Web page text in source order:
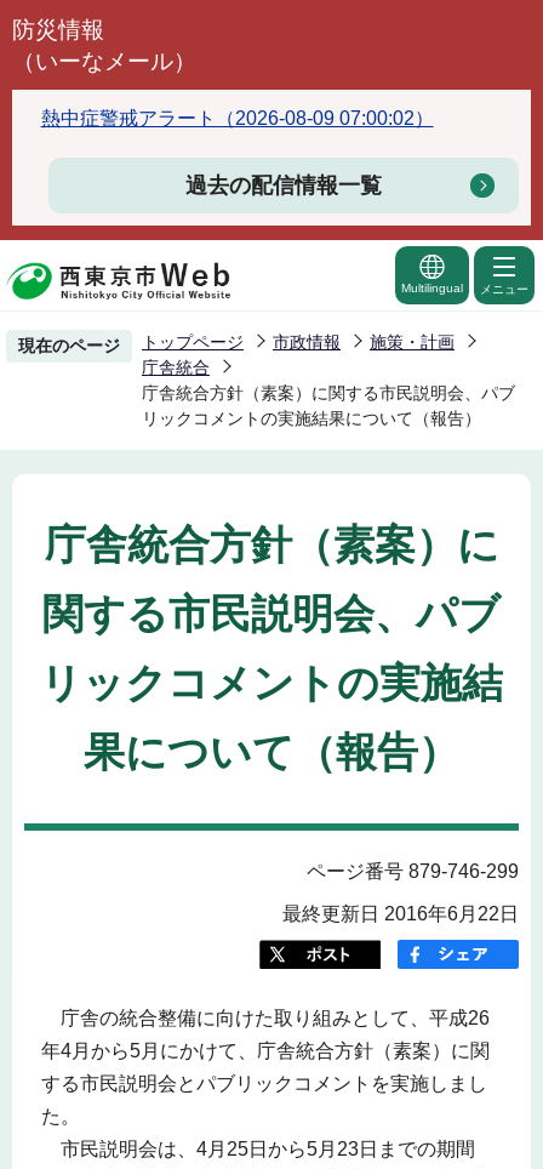
こ
頭
で
防災情報
（いーなメール）
熱中症警戒アラート（2026-08-09 07:00:02）
過去の配信情報一覧
Multilingual メニュー
現在のページ トップページ 市政情報
施策・計画
庁舎統合
庁舎統合方針（素案）に関する市民説明会、パブ
リックコメントの実施結果について（報告）
庁舎統合方針（素案）に
関する市民説明会、パブ
リックコメントの実施結
果について（報告）
ページ番号 879-746-299
最終更新日 2016年6月22日
庁舎の統合整備に向けた取り組みとして、平成26
年4月から5月にかけて、庁舎統合方針（素案）に関
する市民説明会とパブリックコメントを実施しまし
た。
市民説明会は、4月25日から5月23日までの期間